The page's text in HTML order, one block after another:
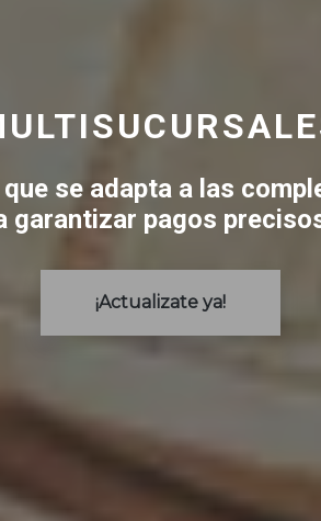
se adapta a las
garantizar pagos
¡Actualizate ya!